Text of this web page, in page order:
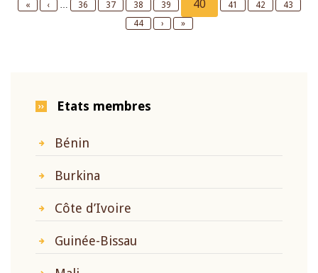
First
«
Previous
‹ … Page
36 Page
37 Page
38 Page
39
Current
page
40 Page
41 Page
42 Page
43
Page
44
Next
›
Last
»
Etats membres
Bénin
Burkina
Côte d’Ivoire
Guinée-Bissau